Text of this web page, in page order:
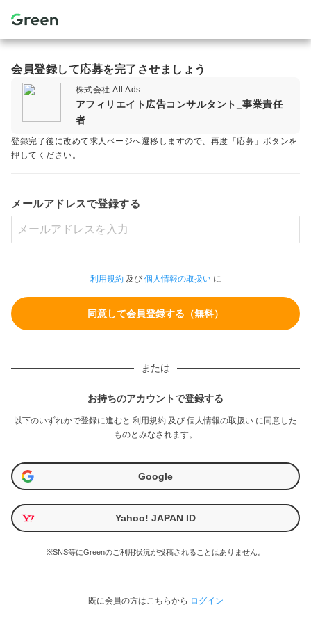
会員登録して応募を完了させましょう
株式会社 All Ads
アフィリエイト広告コンサルタント_事業責任
者
登録完了後に改めて求人ページへ遷移しますので、再度「応募」ボタンを
押してください。
メールアドレスで登録する
利用規約及び 個人情報の取扱いに
または
お持ちのアカウントで登録する
以下のいずれかで登録に進むと 利用規約 及び 個人情報の取扱い に同意した
ものとみなされます。
Google
Yahoo! JAPAN ID
※SNS等にGreenのご利用状況が投稿されることはありません。
既に会員の方はこちらから ログイン